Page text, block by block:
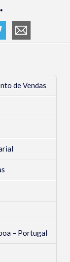
de Vendas
– Portugal